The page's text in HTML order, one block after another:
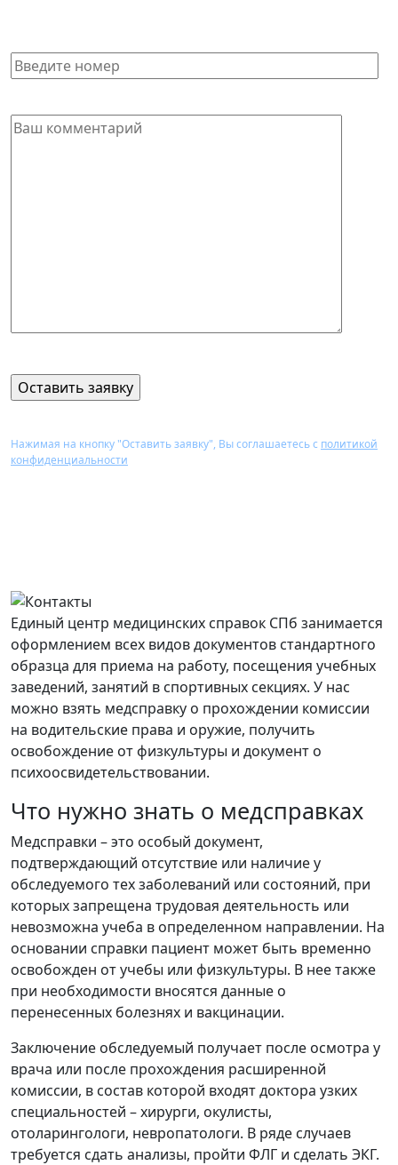
Нажимая на кнопку "Оставить заявку", Вы соглашаетесь с политикой
конфиденциальности
Единый центр медицинских справок СПб занимается
оформлением всех видов документов стандартного
образца для приема на работу, посещения учебных
заведений, занятий в спортивных секциях. У нас
можно взять медсправку о прохождении комиссии
на водительские права и оружие, получить
освобождение от физкультуры и документ о
психоосвидетельствовании.
Что нужно знать о медсправках
Медсправки – это особый документ,
подтверждающий отсутствие или наличие у
обследуемого тех заболеваний или состояний, при
которых запрещена трудовая деятельность или
невозможна учеба в определенном направлении. На
основании справки пациент может быть временно
освобожден от учебы или физкультуры. В нее также
при необходимости вносятся данные о
перенесенных болезнях и вакцинации.
Заключение обследуемый получает после осмотра у
врача или после прохождения расширенной
комиссии, в состав которой входят доктора узких
специальностей – хирурги, окулисты,
отоларингологи, невропатологи. В ряде случаев
требуется сдать анализы, пройти ФЛГ и сделать ЭКГ.